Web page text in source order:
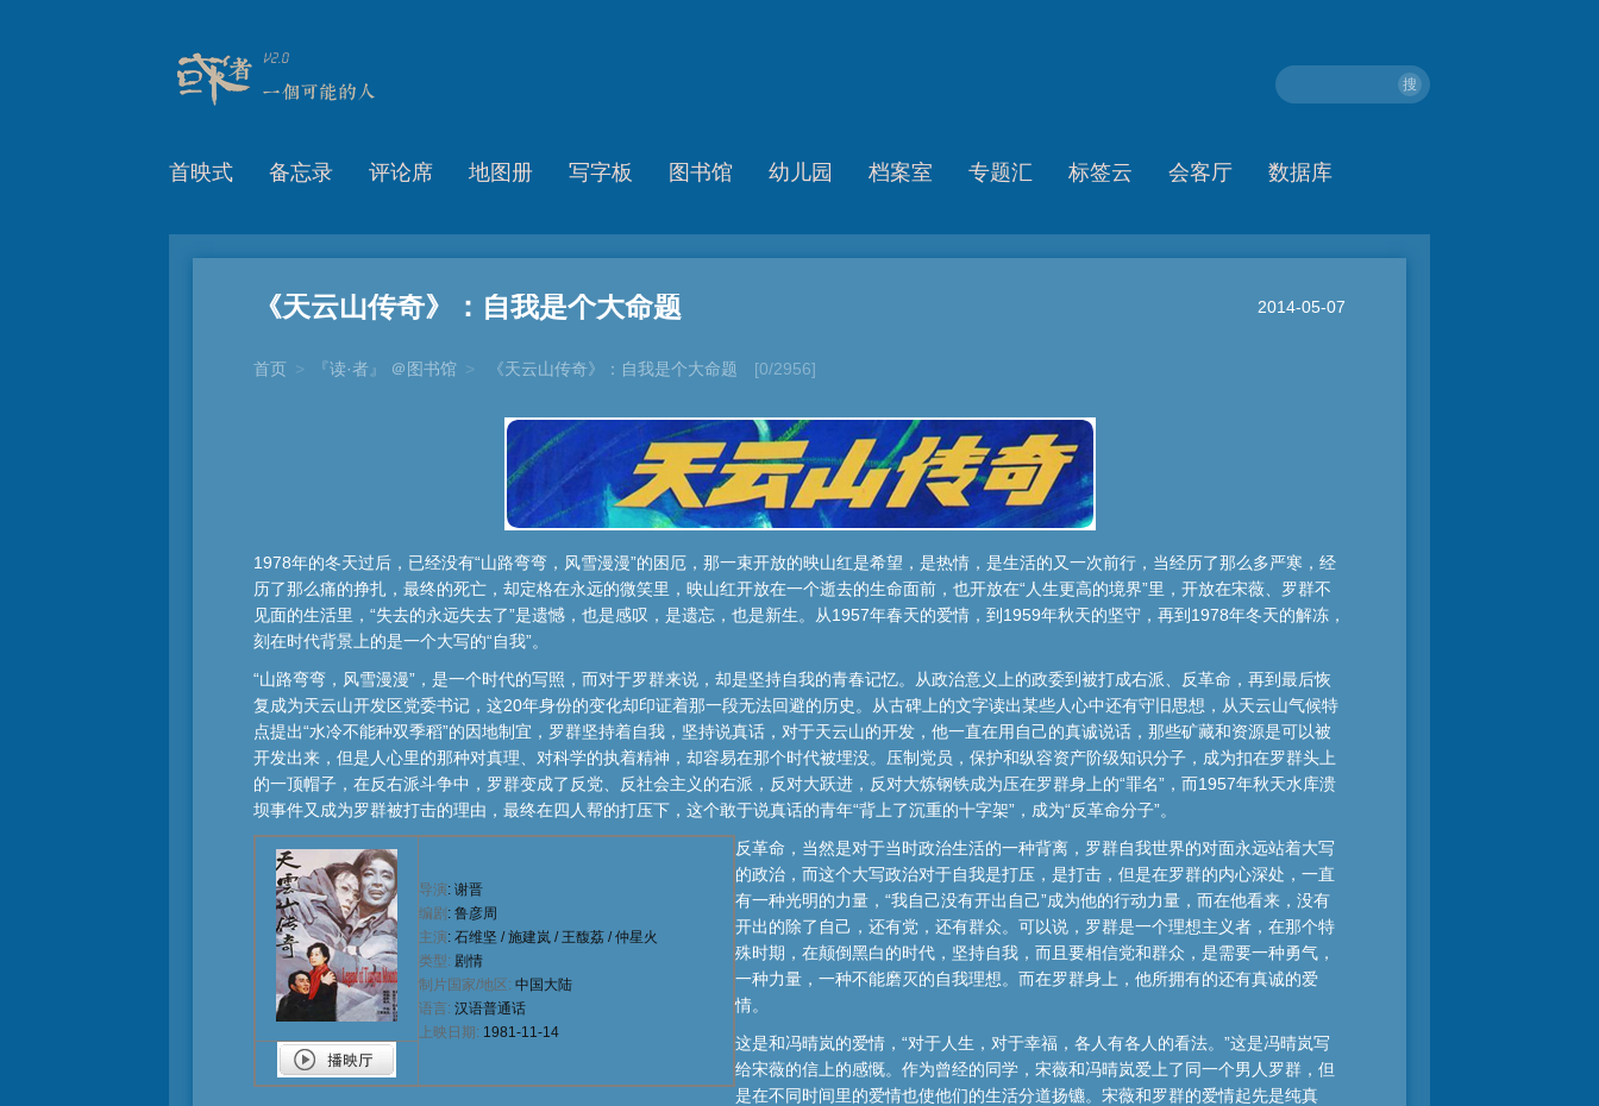
搜
首映式 备忘录 评论席 地图册 写字板 图书馆 幼儿园 档案室 专题汇 标签云 会客厅 数据库
2014-05-07
《天云山传奇》：自我是个大命题
首页 > 『读·者』 ＠图书馆 > 《天云山传奇》：自我是个大命题 [0/2956]
1978年的冬天过后，已经没有“山路弯弯，风雪漫漫”的困厄，那一束开放的映山红是希望，是热情，是生活的又一次前行，当经历了那么多严寒，经
历了那么痛的挣扎，最终的死亡，却定格在永远的微笑里，映山红开放在一个逝去的生命面前，也开放在“人生更高的境界”里，开放在宋薇、罗群不
见面的生活里，“失去的永远失去了”是遗憾，也是感叹，是遗忘，也是新生。从1957年春天的爱情，到1959年秋天的坚守，再到1978年冬天的解冻，
刻在时代背景上的是一个大写的“自我”。
“山路弯弯，风雪漫漫”，是一个时代的写照，而对于罗群来说，却是坚持自我的青春记忆。从政治意义上的政委到被打成右派、反革命，再到最后恢
复成为天云山开发区党委书记，这20年身份的变化却印证着那一段无法回避的历史。从古碑上的文字读出某些人心中还有守旧思想，从天云山气候特
点提出“水冷不能种双季稻”的因地制宜，罗群坚持着自我，坚持说真话，对于天云山的开发，他一直在用自己的真诚说话，那些矿藏和资源是可以被
开发出来，但是人心里的那种对真理、对科学的执着精神，却容易在那个时代被埋没。压制党员，保护和纵容资产阶级知识分子，成为扣在罗群头上
的一顶帽子，在反右派斗争中，罗群变成了反党、反社会主义的右派，反对大跃进，反对大炼钢铁成为压在罗群身上的“罪名”，而1957年秋天水库溃
坝事件又成为罗群被打击的理由，最终在四人帮的打压下，这个敢于说真话的青年“背上了沉重的十字架”，成为“反革命分子”。
导演: 谢晋
编剧 : 鲁彦周
主演: 石维坚 / 施建岚 / 王馥荔 / 仲星火
类型: 剧情
制片国家/地区: 中国大陆
语言: 汉语普通话
上映日期: 1981-11-14
反革命，当然是对于当时政治生活的一种背离，罗群自我世界的对面永远站着大写
的政治，而这个大写政治对于自我是打压，是打击，但是在罗群的内心深处，一直
有一种光明的力量，“我自己没有开出自己”成为他的行动力量，而在他看来，没有
开出的除了自己，还有党，还有群众。可以说，罗群是一个理想主义者，在那个特
殊时期，在颠倒黑白的时代，坚持自我，而且要相信党和群众，是需要一种勇气，
一种力量，一种不能磨灭的自我理想。而在罗群身上，他所拥有的还有真诚的爱
情。
这是和冯晴岚的爱情，“对于人生，对于幸福，各人有各人的看法。”这是冯晴岚写
给宋薇的信上的感慨。作为曾经的同学，宋薇和冯晴岚爱上了同一个男人罗群，但
是在不同时间里的爱情也使他们的生活分道扬镳。宋薇和罗群的爱情起先是纯真